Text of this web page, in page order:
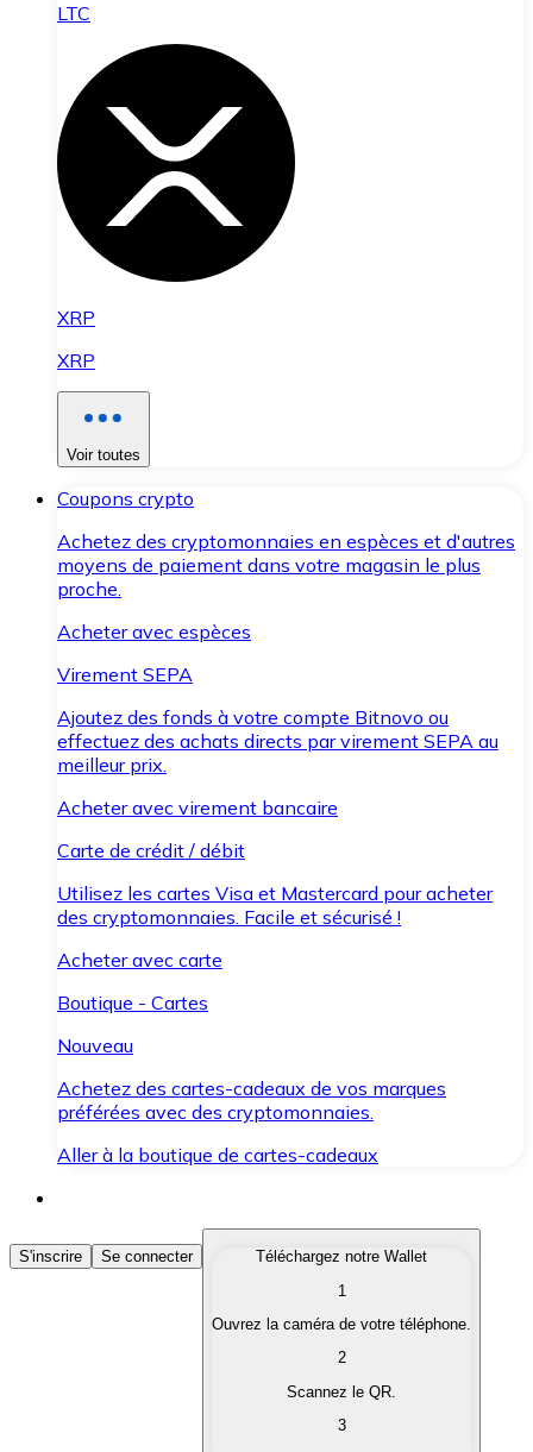
LTC
XRP
XRP
Voir toutes
Coupons crypto
Achetez des cryptomonnaies en espèces et d'autres
moyens de paiement dans votre magasin le plus
proche.
Acheter avec espèces
Virement SEPA
Ajoutez des fonds à votre compte Bitnovo ou
effectuez des achats directs par virement SEPA au
meilleur prix.
Acheter avec virement bancaire
Carte de crédit / débit
Utilisez les cartes Visa et Mastercard pour acheter
des cryptomonnaies. Facile et sécurisé !
Acheter avec carte
Boutique - Cartes
Nouveau
Achetez des cartes-cadeaux de vos marques
préférées avec des cryptomonnaies.
Aller à la boutique de cartes-cadeaux
Acheter des Cryptomonnaies
Achetez les cryptomonnaies qui vous intéressent
Convertissez vos cryptomonnaies en monnaie
S'inscrire Se connecter
Téléchargez notre Wallet
1
Ouvrez la caméra de votre téléphone.
2
Scannez le QR.
3